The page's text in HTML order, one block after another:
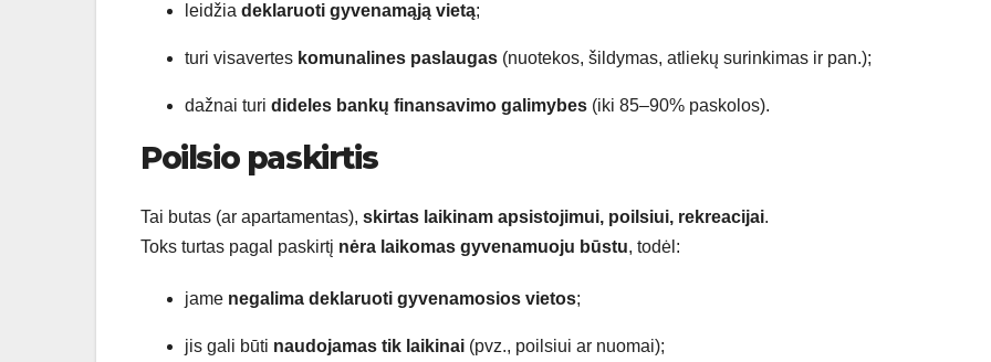
leidžia deklaruoti gyvenamąją vietą;
turi visavertes komunalines paslaugas (nuotekos, šildymas, atliekų surinkimas ir pan.);
dažnai turi dideles bankų finansavimo galimybes (iki 85–90% paskolos).
Poilsio paskirtis
Tai butas (ar apartamentas), skirtas laikinam apsistojimui, poilsiui, rekreacijai.
Toks turtas pagal paskirtį nėra laikomas gyvenamuoju būstu, todėl:
jame negalima deklaruoti gyvenamosios vietos;
jis gali būti naudojamas tik laikinai (pvz., poilsiui ar nuomai);